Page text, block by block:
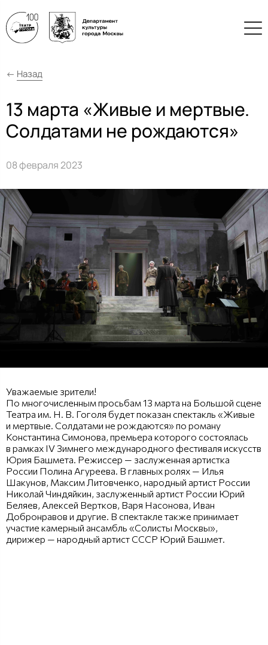
← Назад
13 марта «Живые и мертвые.
Солдатами не рождаются»
08 февраля 2023
Уважаемые зрители!
По многочисленным просьбам 13 марта на Большой сцене
Театра им. Н. В. Гоголя будет показан спектакль «Живые
и мертвые. Солдатами не рождаются» по роману
Константина Симонова, премьера которого состоялась
в рамках IV Зимнего международного фестиваля искусств
Юрия Башмета. Режиссер — заслуженная артистка
России Полина Агуреева. В главных ролях — Илья
Шакунов, Максим Литовченко, народный артист России
Николай Чиндяйкин, заслуженный артист России Юрий
Беляев, Алексей Вертков, Варя Насонова, Иван
Добронравов и другие. В спектакле также принимает
участие камерный ансамбль «Солисты Москвы»,
дирижер — народный артист СССР Юрий Башмет.